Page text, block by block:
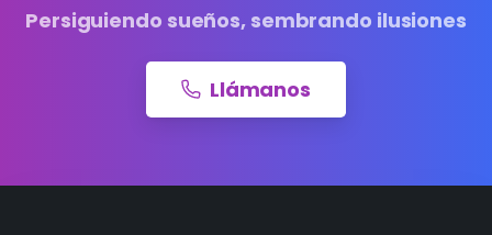
Persiguiendo sueños, sembrando ilusiones
Llámanos